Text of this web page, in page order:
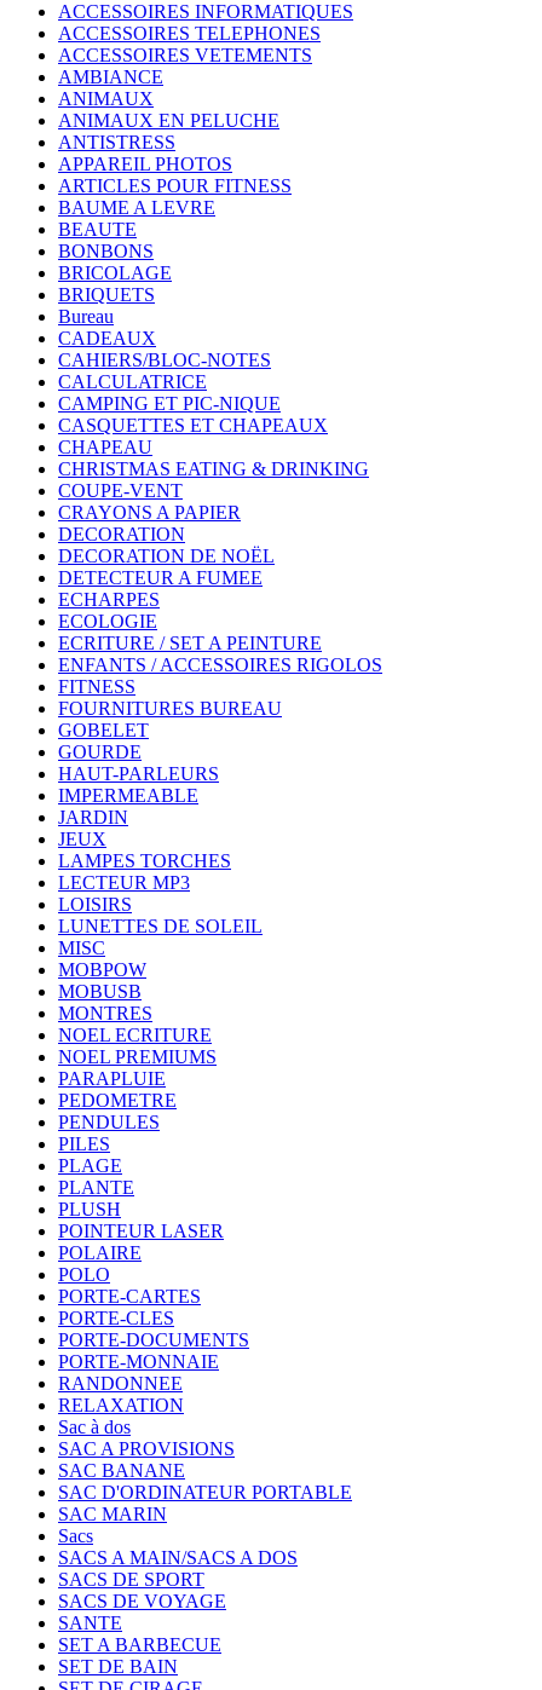
ACCESSOIRES INFORMATIQUES
ACCESSOIRES TELEPHONES
ACCESSOIRES VETEMENTS
AMBIANCE
ANIMAUX
ANIMAUX EN PELUCHE
ANTISTRESS
APPAREIL PHOTOS
ARTICLES POUR FITNESS
BAUME A LEVRE
BEAUTE
BONBONS
BRICOLAGE
BRIQUETS
Bureau
CADEAUX
CAHIERS/BLOC-NOTES
CALCULATRICE
CAMPING ET PIC-NIQUE
CASQUETTES ET CHAPEAUX
CHAPEAU
CHRISTMAS EATING & DRINKING
COUPE-VENT
CRAYONS A PAPIER
DECORATION
DECORATION DE NOËL
DETECTEUR A FUMEE
ECHARPES
ECOLOGIE
ECRITURE / SET A PEINTURE
ENFANTS / ACCESSOIRES RIGOLOS
FITNESS
FOURNITURES BUREAU
GOBELET
GOURDE
HAUT-PARLEURS
IMPERMEABLE
JARDIN
JEUX
LAMPES TORCHES
LECTEUR MP3
LOISIRS
LUNETTES DE SOLEIL
MISC
MOBPOW
MOBUSB
MONTRES
NOEL ECRITURE
NOEL PREMIUMS
PARAPLUIE
PEDOMETRE
PENDULES
PILES
PLAGE
PLANTE
PLUSH
POINTEUR LASER
POLAIRE
POLO
PORTE-CARTES
PORTE-CLES
PORTE-DOCUMENTS
PORTE-MONNAIE
RANDONNEE
RELAXATION
Sac à dos
SAC A PROVISIONS
SAC BANANE
SAC D'ORDINATEUR PORTABLE
SAC MARIN
Sacs
SACS A MAIN/SACS A DOS
SACS DE SPORT
SACS DE VOYAGE
SANTE
SET A BARBECUE
SET DE BAIN